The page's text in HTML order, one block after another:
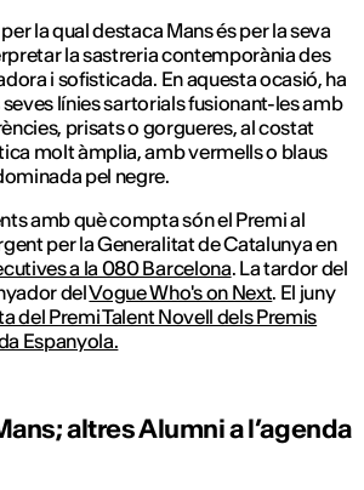
la qual destaca Mans és per la seva
la sastreria contemporània des
i sofisticada. En aquesta ocasió, ha
seves línies sartorials fusionant-les amb
prisats o gorgueres, al costat
molt àmplia, amb vermells o blaus
pel negre.
amb què compta són el Premi al
per la Generalitat de Catalunya en
a la 080 Barcelona. La tardor del
delVogue Who's on Next. El juny
del Premi Talent Novell dels Premis
Espanyola.
altres Alumni a l’agenda